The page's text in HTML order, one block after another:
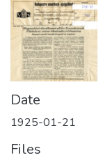
Date
1925-01-21
Files